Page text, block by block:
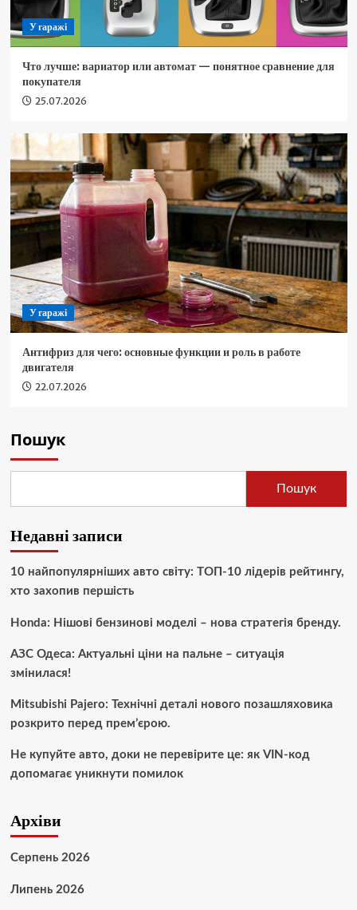
У гаражі
Что лучше: вариатор или автомат — понятное сравнение для
покупателя
25.07.2026
У гаражі
Антифриз для чего: основные функции и роль в работе
двигателя
22.07.2026
Пошук
Пошук
Недавні записи
10 найпопулярніших авто світу: ТОП-10 лідерів рейтингу,
хто захопив першість
Honda: Нішові бензинові моделі – нова стратегія бренду.
АЗС Одеса: Актуальні ціни на пальне – ситуація
змінилася!
Mitsubishi Pajero: Технічні деталі нового позашляховика
розкрито перед прем’єрою.
Не купуйте авто, доки не перевірите це: як VIN-код
допомагає уникнути помилок
Архіви
Серпень 2026
Липень 2026